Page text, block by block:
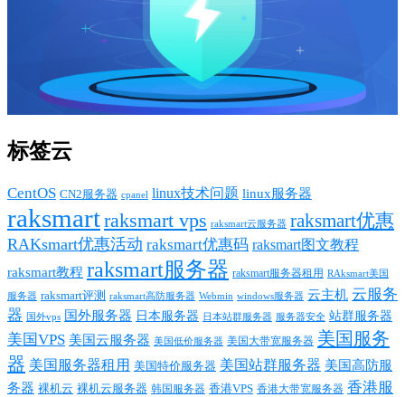
标签云
CentOS CN2服务器 cpanel linux技术问题 linux服务器
raksmartraksmart vps raksmart云服务器 raksmart优惠
RAKsmart优惠活动 raksmart优惠码 raksmart图文教程
raksmart教程 raksmart服务器 raksmart服务器租用 RAksmart美国
服务器 raksmart评测 raksmart高防服务器 Webmin windows服务器 云主机 云服务
器 国外vps 国外服务器 日本服务器 日本站群服务器 服务器安全 站群服务器
美国VPS 美国云服务器 美国低价服务器 美国大带宽服务器 美国服务
器 美国服务器租用 美国特价服务器 美国站群服务器 美国高防服
务器 裸机云 裸机云服务器 韩国服务器 香港VPS 香港大带宽服务器 香港服